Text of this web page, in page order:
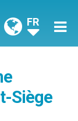
FR
Siège